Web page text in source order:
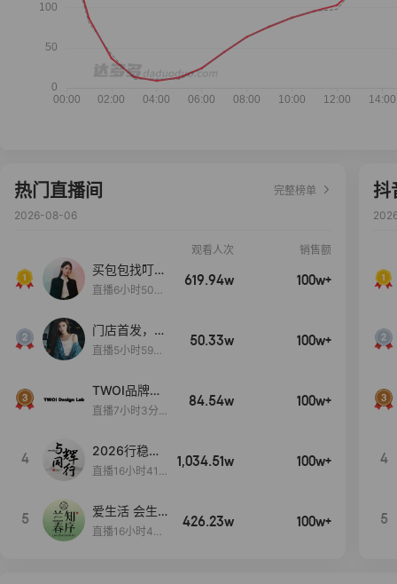
热门直播间
完整榜单
2026-08-06
观看人次 销售额
买包包找叮
当,一折购！
直播6小时50分
619.94w 100w+
门店首发，秋
款大上新！！
直播5小时59分
50.33w 100w+
TWOI品牌直
播间新款上
直播7小时3分5
84.54w 100w+
4
2026行稳致
远
直播16小时41
1,034.51w 100w+
5
爱生活 会生
活
直播16小时45
426.23w 100w+
抖
4
5